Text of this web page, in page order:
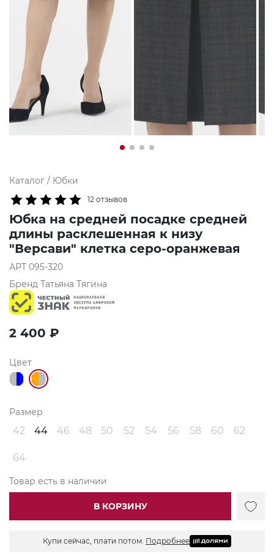
Каталог / Юбки
12 отзывов
Юбка на средней посадке средней
длины расклешенная к низу
"Версави" клетка серо-оранжевая
АРТ 095-320
Бренд Татьяна Тягина
2 400 ₽
Цвет
Размер
42 44 46 48 50 52 54 56 58 60 62
64
Товар есть в наличии
В КОРЗИНУ
Купи сейчас, плати потом. Подробнее